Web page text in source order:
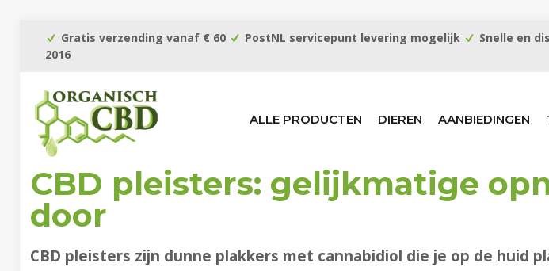
Gratis verzending vanaf € 60 PostNL servicepunt levering mogelijk Snelle en
2016
ALLE PRODUCTEN DIEREN AANBIEDINGEN
CBD pleisters: gelijkmatige
door
CBD pleisters zijn dunne plakkers met cannabidiol die je op de huid